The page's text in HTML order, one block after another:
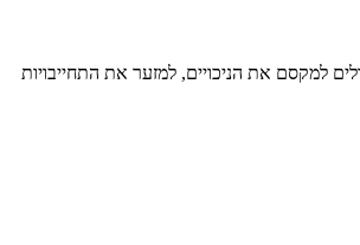
למקסם את הניכויים, למזער את התחייבויות